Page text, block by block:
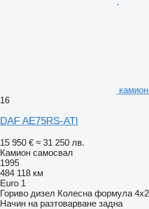
16
DAF AE75RS-ATI
15 950 € ≈ 31 250 лв.
Камион самосвал
1995
484 118 км
Euro 1
Гориво дизел Колесна формула 4x2
Начин на разтоварване задна